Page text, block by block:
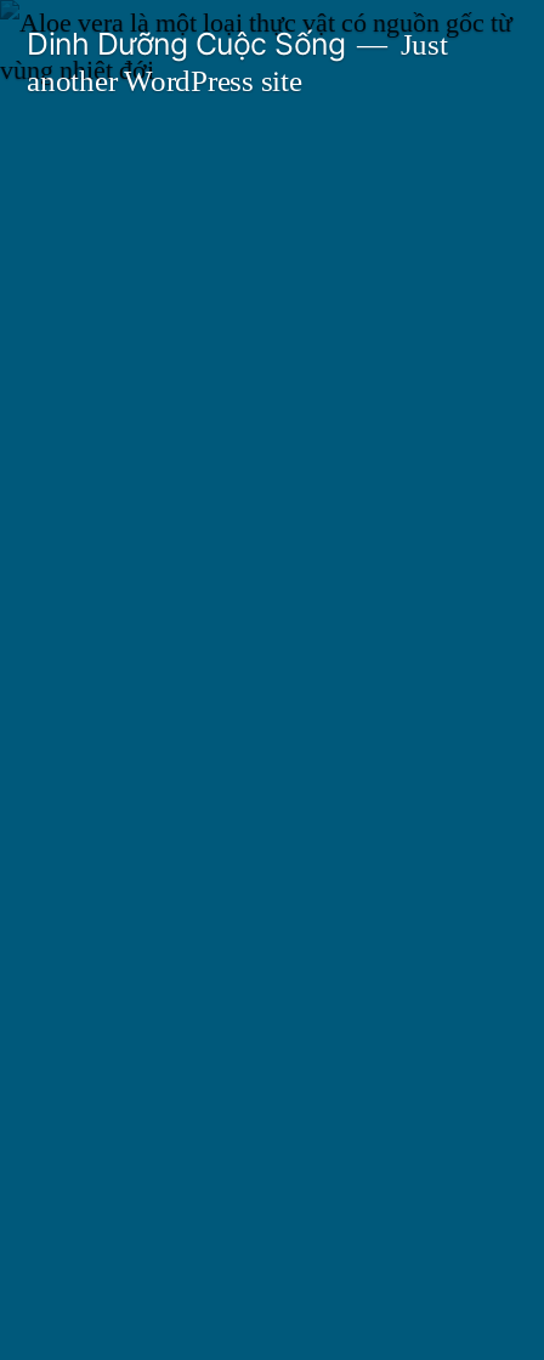
Skip
to
Dinh Dưỡng Cuộc Sống
Just
another WordPress site